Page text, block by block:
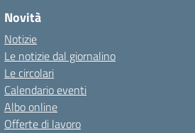
Novità
Notizie
Le notizie dal giornalino
Le circolari
Calendario eventi
Albo online
Offerte di lavoro